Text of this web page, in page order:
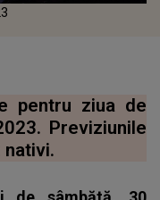
pentru ziua de
Previziunile